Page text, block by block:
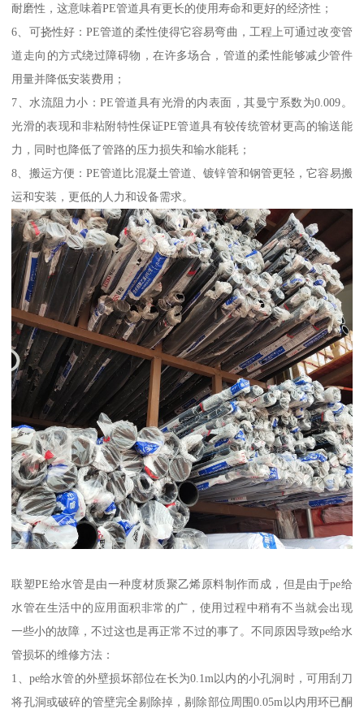
耐磨性，这意味着PE管道具有更长的使用寿命和更好的经济性；
6、可挠性好：PE管道的柔性使得它容易弯曲，工程上可通过改变管
道走向的方式绕过障碍物，在许多场合，管道的柔性能够减少管件
用量并降低安装费用；
7、水流阻力小：PE管道具有光滑的内表面，其曼宁系数为0.009。
光滑的表现和非粘附特性保证PE管道具有较传统管材更高的输送能
力，同时也降低了管路的压力损失和输水能耗；
8、搬运方便：PE管道比混凝土管道、镀锌管和钢管更轻，它容易搬
运和安装，更低的人力和设备需求。
联塑PE给水管是由一种度材质聚乙烯原料制作而成，但是由于pe给
水管在生活中的应用面积非常的广，使用过程中稍有不当就会出现
一些小的故障，不过这也是再正常不过的事了。不同原因导致pe给水
管损坏的维修方法：
1、pe给水管的外壁损坏部位在长为0.1m以内的小孔洞时，可用刮刀
将孔洞或破碎的管壁完全剔除掉，剔除部位周围0.05m以内用环已酮